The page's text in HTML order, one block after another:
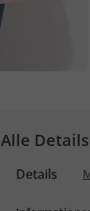
Alle
Details